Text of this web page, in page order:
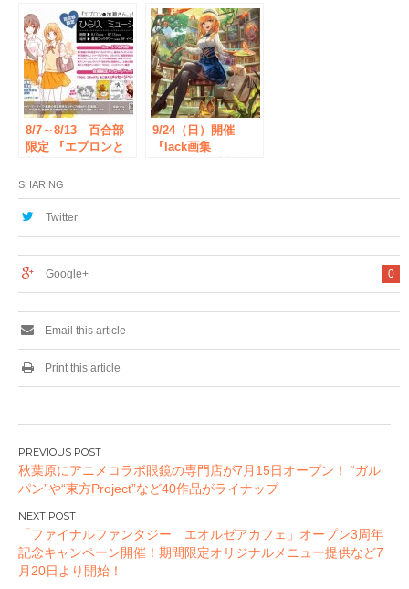
先生 サイン会 | 秋葉
原・書泉ブックタワ
ー
ー◆書泉ブックタワ
ー わたなべあじあ
先生他、人気のBL
作家サイン本の販売
と直筆サイン色紙の
抽選プレゼント企画
を実施。
8/7～8/13 百合部
限定 『エプロンと
念 ひらり、ミュー
ジアム◆書泉ブック
タワー
9/24（日）開催
『lack画集
書泉ブックタワー
SHARING
Twitter
0
Google+
Email this article
Print this article
投
稿
ナ
ビ
ゲ
ー
秋葉原にアニメコラボ眼鏡の専門店が7月15日オープン！ “ガル
パン”や“東方Project”など40作品がライナップ
「ファイナルファンタジー エオルゼアカフェ」オープン3周年
記念キャンペーン開催！期間限定オリジナルメニュー提供など7
月20日より開始！